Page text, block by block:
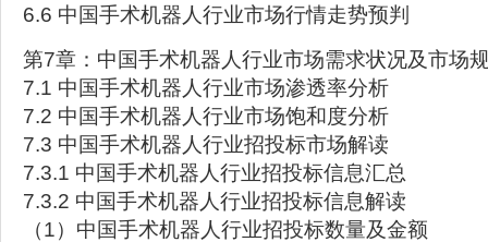
6.6 中国手术机器人行业市场行情走势预判
第7章：中国手术机器人行业市场需求状况及市场
7.1 中国手术机器人行业市场渗透率分析
7.2 中国手术机器人行业市场饱和度分析
7.3 中国手术机器人行业招投标市场解读
7.3.1 中国手术机器人行业招投标信息汇总
7.3.2 中国手术机器人行业招投标信息解读
（1）中国手术机器人行业招投标数量及金额